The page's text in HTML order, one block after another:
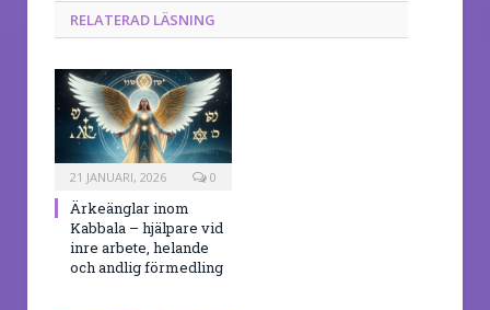
RELATERAD LÄSNING
21 JANUARI, 2026 0
Ärkeänglar inom
Kabbala – hjälpare vid
inre arbete, helande
och andlig förmedling